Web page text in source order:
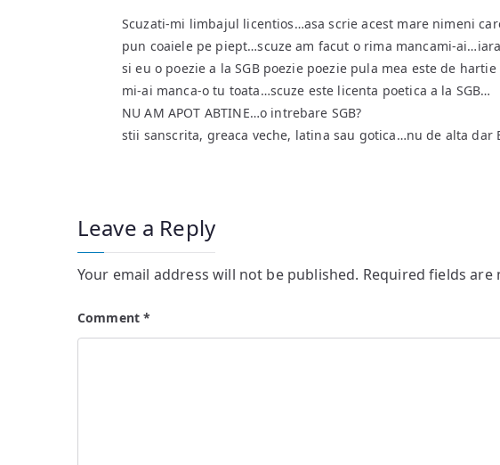
Scuzati-mi limbajul licentios…asa scrie acest mare nimeni
pun coaiele pe piept…scuze am facut o rima mancami-
si eu o poezie a la SGB poezie poezie pula mea este de
mi-ai manca-o tu toata…scuze este licenta poetica a la SGB…
NU AM APOT ABTINE…o intrebare SGB?
stii sanscrita, greaca veche, latina sau gotica…nu de alta dar
Leave a Reply
Your email address will not be published. Required fields
Comment*